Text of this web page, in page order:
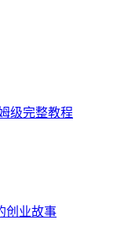
级完整教程
创业故事